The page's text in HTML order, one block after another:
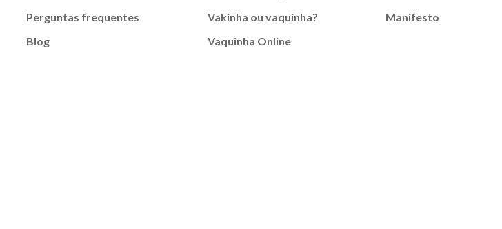
Perguntas frequentes
Blog
Vakinha ou vaquinha?
Vaquinha Online
Manifesto